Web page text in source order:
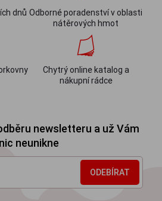
dnů Odborné poradenství v oblasti
nátěrových hmot
Chytrý online katalog a
nákupní rádce
newsletteru a už Vám
nic neunikne
ODEBÍRAT